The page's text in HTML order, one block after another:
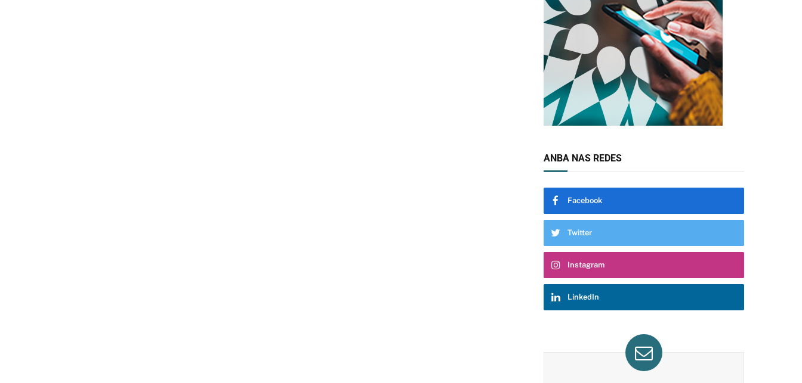
ANBA NAS REDES
Facebook
Twitter
Instagram
LinkedIn